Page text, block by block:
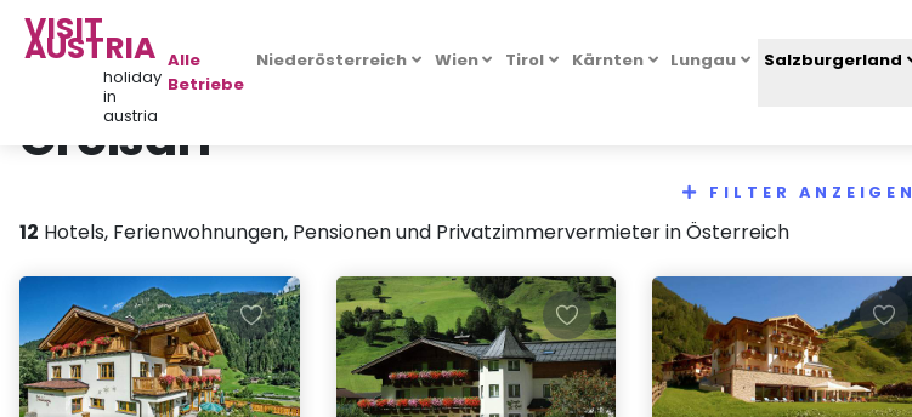
VISIT
AUSTRIA
holiday
in
austria
Alle
Betriebe
Niederösterreich Wien Tirol Kärnten Lungau Salzburgerland
Großarl
FILTER ANZEIGEN
12 Hotels, Ferienwohnungen, Pensionen und Privatzimmervermieter in Österreich